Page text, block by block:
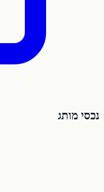
נכסי מותג